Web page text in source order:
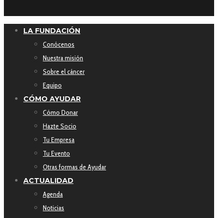
LA FUNDACIÓN
Conócenos
Nuestra misión
Sobre el cáncer
Equipo
CÓMO AYUDAR
Cómo Donar
Hazte Socio
Tu Empresa
Tu Evento
Otras formas de Ayudar
ACTUALIDAD
Agenda
Noticias